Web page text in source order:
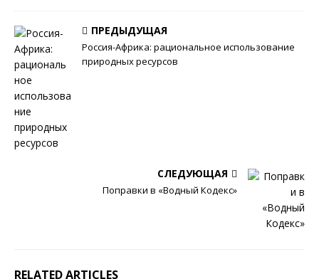
ПРЕДЫДУЩАЯ
Россия-Африка: рациональное использование
природных ресурсов
СЛЕДУЮЩАЯ
Поправки в «Водный Кодекс»
RELATED ARTICLES